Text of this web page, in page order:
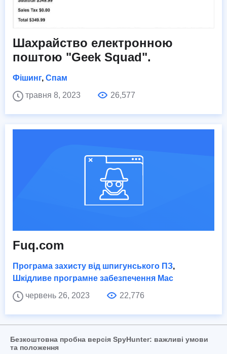
Шахрайство електронною
поштою "Geek Squad".
Фішинг, Спам
травня 8, 2023
26,577
Fuq.com
Програма захисту від шпигунського ПЗ,
Шкідливе програмне забезпечення Mac
червень 26, 2023
22,776
Безкоштовна пробна версія SpyHunter: важливі умови
та положення